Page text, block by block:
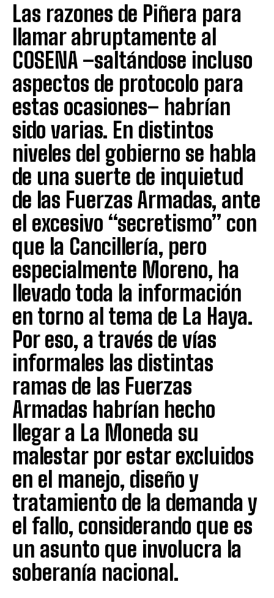
Las razones de Piñera para
llamar abruptamente al
COSENA –saltándose incluso
aspectos de protocolo para
estas ocasiones– habrían
sido varias. En distintos
niveles del gobierno se habla
de una suerte de inquietud
de las Fuerzas Armadas, ante
el excesivo “secretismo” con
que la Cancillería, pero
especialmente Moreno, ha
llevado toda la información
en torno al tema de La Haya.
Por eso, a través de vías
informales las distintas
ramas de las Fuerzas
Armadas habrían hecho
llegar a La Moneda su
malestar por estar excluidos
en el manejo, diseño y
tratamiento de la demanda y
el fallo, considerando que es
un asunto que involucra la
soberanía nacional.